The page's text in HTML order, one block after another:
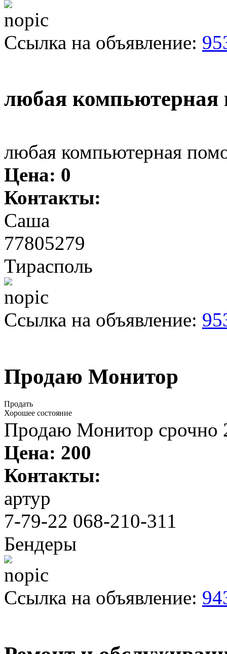
Ссылка на объявление:
любая
любая компьютерная
Цена: 0
Контакты:
Саша
77805279
Тирасполь
Ссылка на объявление:
Продаю Монитор
Продать
Хорошее состояние
Продаю Монитор срочно
Цена: 200
Контакты:
артур
7-79-22 068-210-311
Бендеры
Ссылка на объявление: